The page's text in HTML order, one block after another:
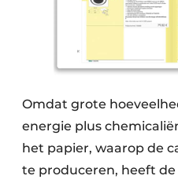
Omdat grote
energie plus
het papier, waarop de
te produceren, heeft